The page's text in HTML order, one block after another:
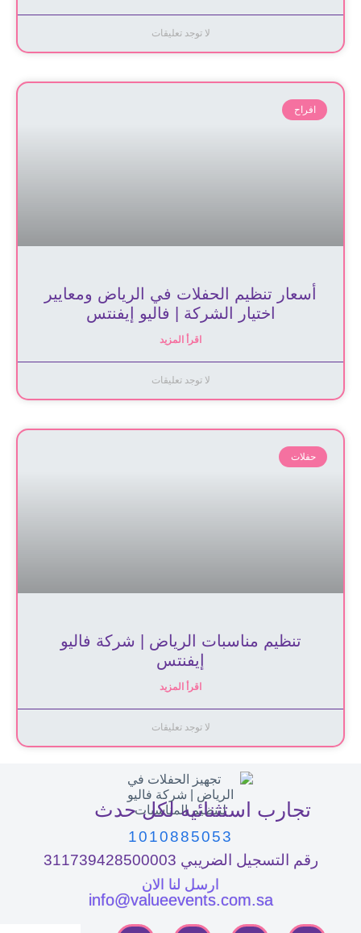
لا توجد تعليقات
افراح
أسعار تنظيم الحفلات في الرياض ومعايير
اختيار الشركة | فاليو إيفنتس
اقرأ المزيد
لا توجد تعليقات
حفلات
تنظيم مناسبات الرياض | شركة فاليو
إيفنتس
اقرأ المزيد
لا توجد تعليقات
تجارب استثنائيه لكل حدث
1010885053
رقم التسجيل الضريبي 311739428500003
ارسل لنا الان
info@valueevents.com.sa